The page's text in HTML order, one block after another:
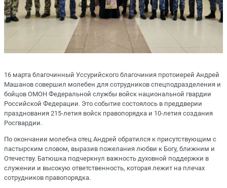
16 марта благочинный Уссурийского благочиния протоиерей Андрей
Машанов совершил молебен для сотрудников спецподразделения и
бойцов ОМОН Федеральной службы войск национальной гвардии
Российской Федерации. Это событие состоялось в преддверии
празднования 215-летия войск правопорядка и 10-летия создания
Росгвардии.
По окончании молебна отец Андрей обратился к присутствующим с
пастырским словом, выразив пожелания любви к Богу, ближним и
Отечеству. Батюшка подчеркнул важность духовной поддержки в
служении и высокую ответственность, которая лежит на плечах
сотрудников правопорядка.